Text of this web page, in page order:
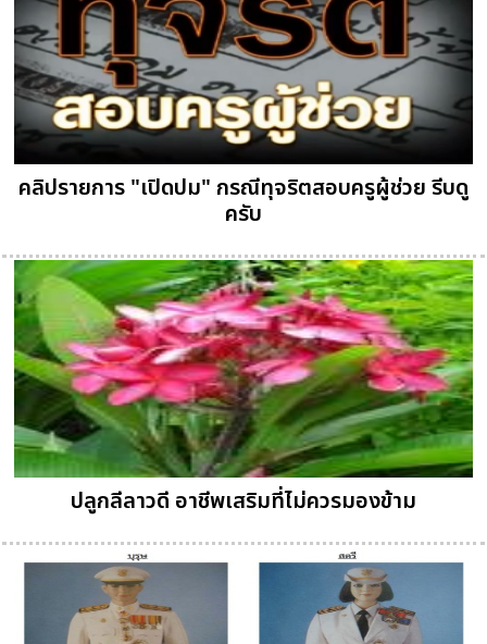
คลิปรายการ "เปิดปม" กรณีทุจริตสอบครูผู้ช่วย รีบดู
ครับ
ปลูกลีลาวดี อาชีพเสริมที่ไม่ควรมองข้าม